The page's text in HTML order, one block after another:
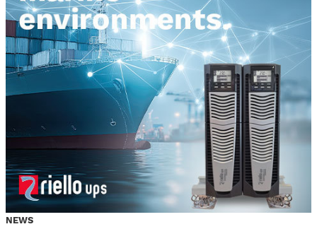
NEWS